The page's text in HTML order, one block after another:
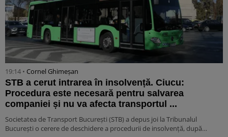
19:14 • Cornel Ghimeșan
STB a cerut intrarea în insolvență. Ciucu:
Procedura este necesară pentru salvarea
companiei și nu va afecta transportul ...
Societatea de Transport București (STB) a depus joi la Tribunalul
București o cerere de deschidere a procedurii de insolvență, după…